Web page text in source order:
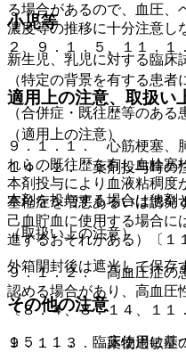
小児等
新生児、乳児に対する臨床
適用上の注意、取扱い
（適用上の注意）
１４．１． 薬剤投与時の
本剤を投与する場合は他剤
（取扱い上の注意）
外箱開封後は遮光して保存
その他の注意
１５．１． 臨床使用に基
る場合があるので、血圧、
濃度等の推移に十分注意し
２、９．１．５、１１．１
（特定の背景を有する患者
（合併症・既往歴等のある
９．１．１． 心筋梗塞、
れらの既往歴を有し血栓塞
本剤投与により血液粘稠度
塞栓症を増悪あるいは誘発
己血貯血に使用する場合に
進するおそれがある）〔１
９．１．２． 高血圧症の
認める場合があり、高血圧
〔８．４、８．１４、１１
９．１．３． 薬物過敏症